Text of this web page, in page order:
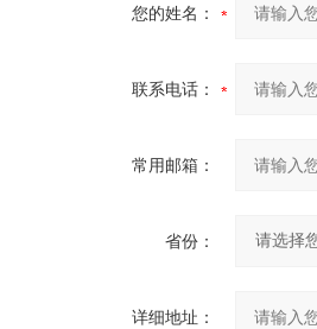
您的姓名：
联系电话：
常用邮箱：
省份：
详细地址：